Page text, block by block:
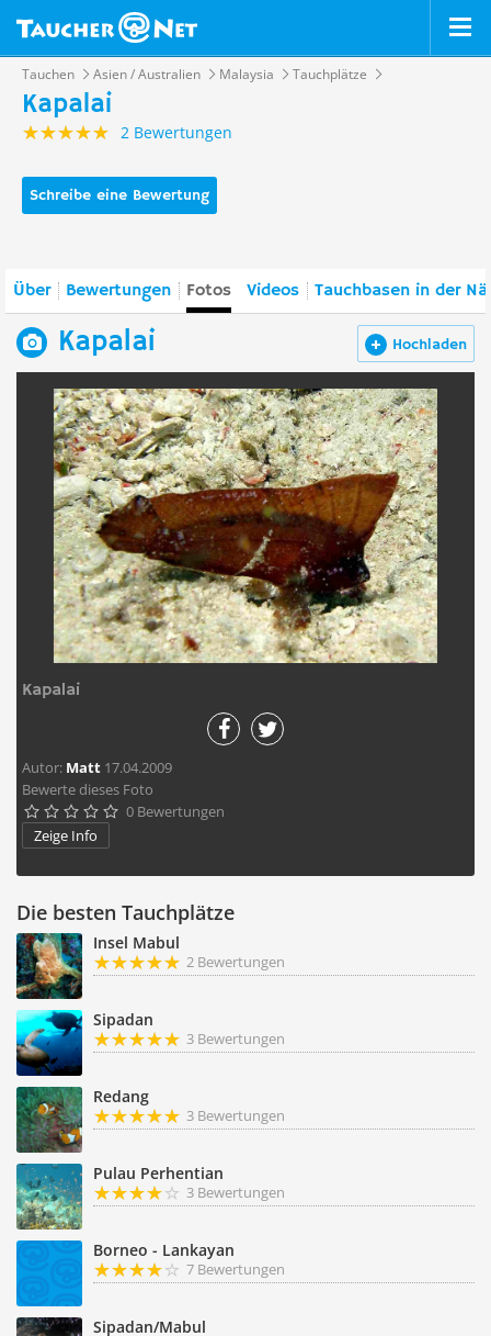
Tauchen Asien / Australien Malaysia Tauchplätze
Kapalai
2 Bewertungen
Schreibe eine Bewertung
Über Bewertungen Fotos Videos Tauchbasen in der
Hochladen
Kapalai
Kapalai
Autor: Matt 17.04.2009
Bewerte dieses Foto
     0 Bewertungen
Zeige Info
Die besten Tauchplätze
Insel Mabul
2 Bewertungen
Sipadan
3 Bewertungen
Redang
3 Bewertungen
Pulau Perhentian
3 Bewertungen
Borneo - Lankayan
7 Bewertungen
Sipadan/Mabul